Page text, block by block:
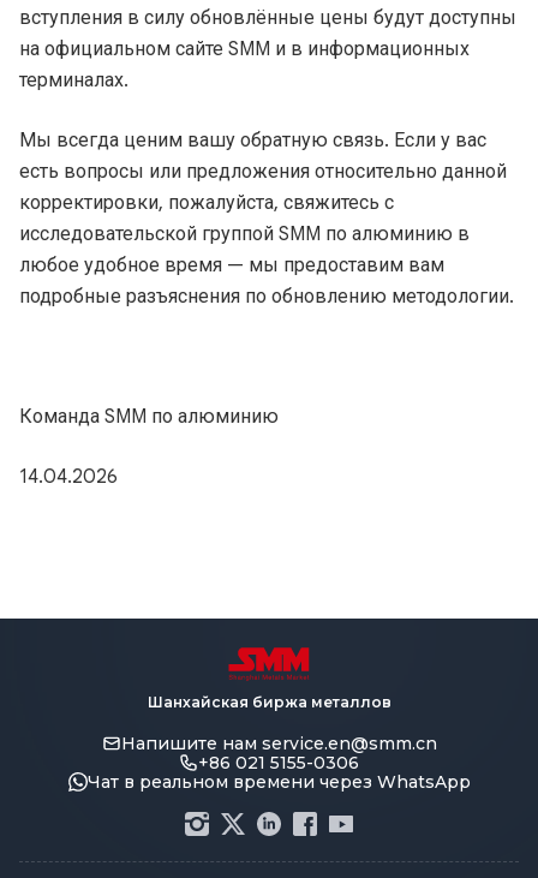
вступления в силу обновлённые цены будут доступны
на официальном сайте SMM и в информационных
терминалах.
Мы всегда ценим вашу обратную связь. Если у вас
есть вопросы или предложения относительно данной
корректировки, пожалуйста, свяжитесь с
исследовательской группой SMM по алюминию в
любое удобное время — мы предоставим вам
подробные разъяснения по обновлению методологии.
Команда SMM по алюминию
14.04.2026
Шанхайская биржа металлов
Напишите нам service.en@smm.cn
+86 021 5155-0306
Чат в реальном времени через WhatsApp